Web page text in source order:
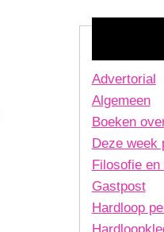
Advertorial
Algemeen
Boeken
Deze week
Filosofie en
Gastpost
Hardloop